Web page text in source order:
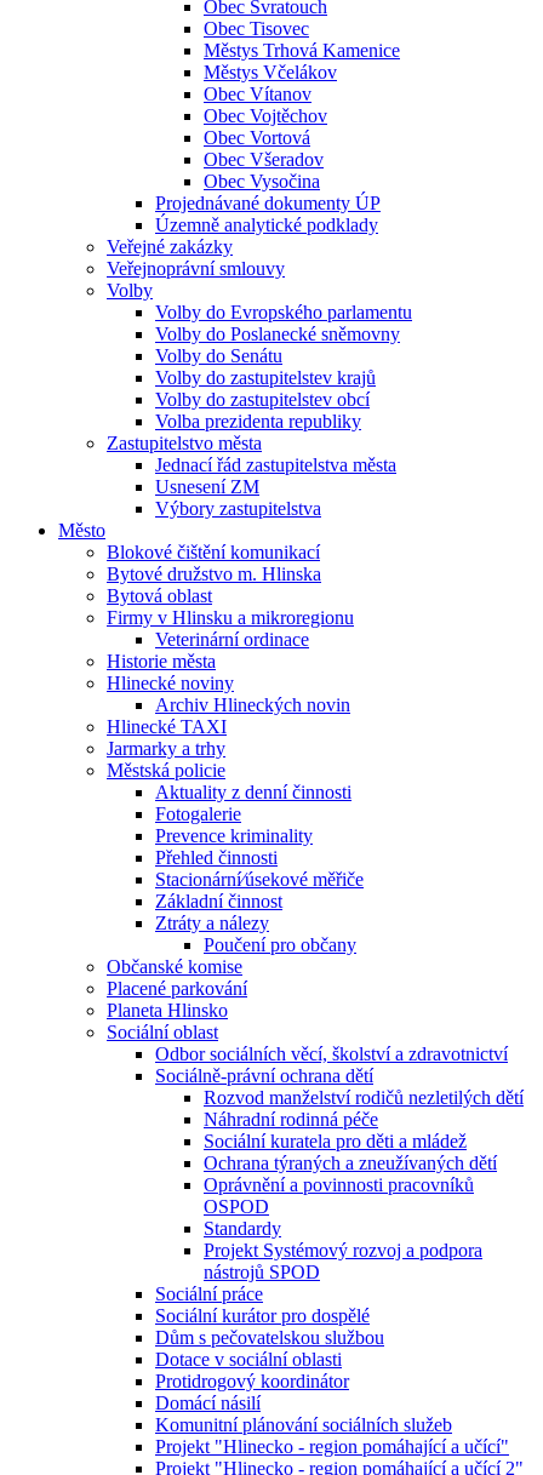
Obec Svratouch
Obec Tisovec
Městys Trhová Kamenice
Městys Včelákov
Obec Vítanov
Obec Vojtěchov
Obec Vortová
Obec Všeradov
Obec Vysočina
Projednávané dokumenty ÚP
Územně analytické podklady
Veřejné zakázky
Veřejnoprávní smlouvy
Volby
Volby do Evropského parlamentu
Volby do Poslanecké sněmovny
Volby do Senátu
Volby do zastupitelstev krajů
Volby do zastupitelstev obcí
Volba prezidenta republiky
Zastupitelstvo města
Jednací řád zastupitelstva města
Usnesení ZM
Výbory zastupitelstva
Město
Blokové čištění komunikací
Bytové družstvo m. Hlinska
Bytová oblast
Firmy v Hlinsku a mikroregionu
Veterinární ordinace
Historie města
Hlinecké noviny
Archiv Hlineckých novin
Hlinecké TAXI
Jarmarky a trhy
Městská policie
Aktuality z denní činnosti
Fotogalerie
Prevence kriminality
Přehled činnosti
Stacionární⁄úsekové měřiče
Základní činnost
Ztráty a nálezy
Poučení pro občany
Občanské komise
Placené parkování
Planeta Hlinsko
Sociální oblast
Odbor sociálních věcí, školství a zdravotnictví
Sociálně-právní ochrana dětí
Rozvod manželství rodičů nezletilých dětí
Náhradní rodinná péče
Sociální kuratela pro děti a mládež
Ochrana týraných a zneužívaných dětí
Oprávnění a povinnosti pracovníků
OSPOD
Standardy
Projekt Systémový rozvoj a podpora
nástrojů SPOD
Sociální práce
Sociální kurátor pro dospělé
Dům s pečovatelskou službou
Dotace v sociální oblasti
Protidrogový koordinátor
Domácí násilí
Komunitní plánování sociálních služeb
Projekt "Hlinecko - region pomáhající a učící"
Projekt "Hlinecko - region pomáhající a učící 2"